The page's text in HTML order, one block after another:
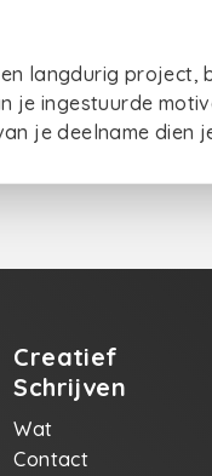
langdurig project,
je ingestuurde
je deelname dien
Creatief
Schrijven
Wat
Contact